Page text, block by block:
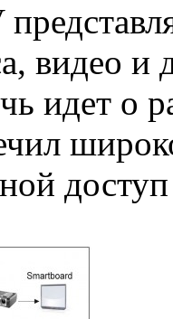
видео и
идет о